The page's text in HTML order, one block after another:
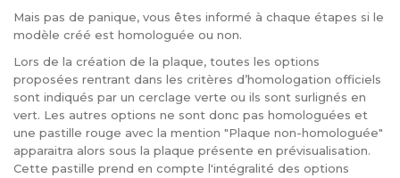
Mais pas de panique, vous êtes informé à chaque étapes si le
modèle créé est homologuée ou non.
Lors de la création de la plaque, toutes les options
proposées rentrant dans les critères d’homologation officiels
sont indiqués par un cerclage verte ou ils sont surlignés en
vert. Les autres options ne sont donc pas homologuées et
une pastille rouge avec la mention "Plaque non-homologuée"
apparaitra alors sous la plaque présente en prévisualisation.
Cette pastille prend en compte l'intégralité des options